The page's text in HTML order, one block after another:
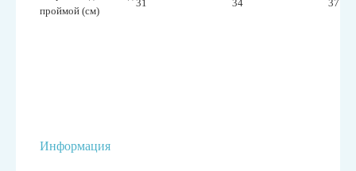
проймой (см)
31 34 37
Информация